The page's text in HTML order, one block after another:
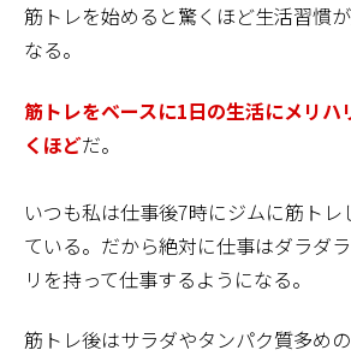
筋トレを始めると驚くほど生活習慣
なる。
筋トレをベースに1日の生活にメリハ
くほどだ。
いつも私は仕事後7時にジムに筋トレ
ている。だから絶対に仕事はダラダ
リを持って仕事するようになる。
筋トレ後はサラダやタンパク質多め